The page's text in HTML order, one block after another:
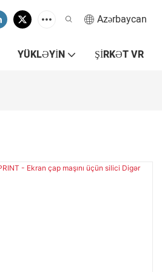
Azərbaycan
YÜKLƏYIN ŞIRKƏT VR